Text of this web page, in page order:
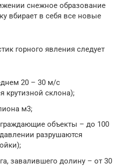
снежное образование
вбирает в себя все новые
горного явления следует
20 – 30 м/с
крутизной склона);
м3;
объекты – до 100
разрушаются
завалившего долину – от 30